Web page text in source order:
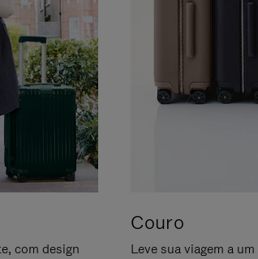
com design
Couro
Leve sua viagem a